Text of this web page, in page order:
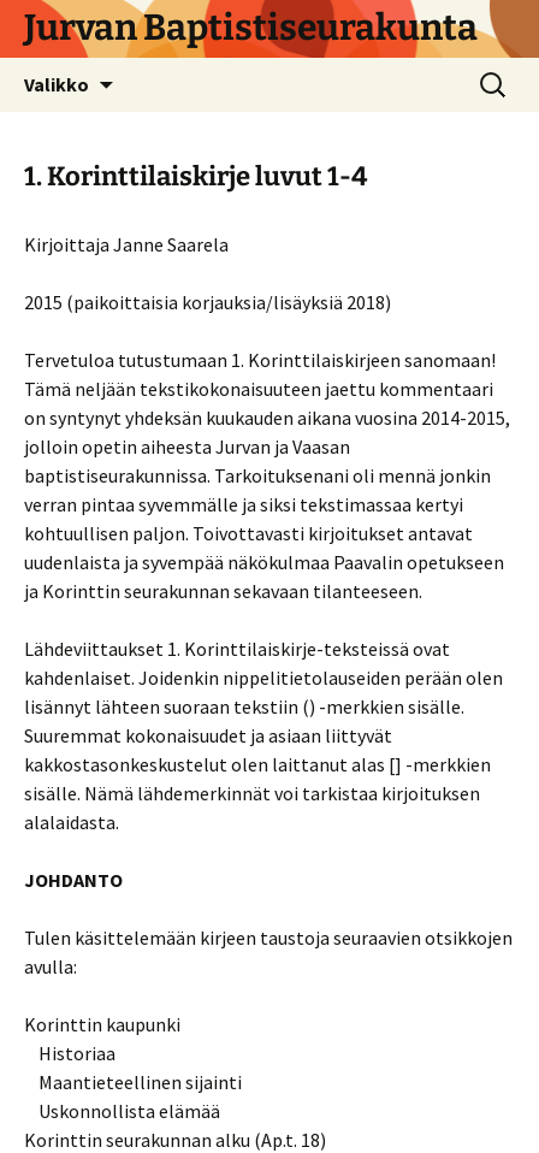
Siirry
sisältöön
Jurvan Baptistiseurakunta
Valikko Haku:
1. Korinttilaiskirje luvut 1-4
Kirjoittaja Janne Saarela
2015 (paikoittaisia korjauksia/lisäyksiä 2018)
Tervetuloa tutustumaan 1. Korinttilaiskirjeen sanomaan!
Tämä neljään tekstikokonaisuuteen jaettu kommentaari
on syntynyt yhdeksän kuukauden aikana vuosina 2014-2015,
jolloin opetin aiheesta Jurvan ja Vaasan
baptistiseurakunnissa. Tarkoituksenani oli mennä jonkin
verran pintaa syvemmälle ja siksi tekstimassaa kertyi
kohtuullisen paljon. Toivottavasti kirjoitukset antavat
uudenlaista ja syvempää näkökulmaa Paavalin opetukseen
ja Korinttin seurakunnan sekavaan tilanteeseen.
Lähdeviittaukset 1. Korinttilaiskirje-teksteissä ovat
kahdenlaiset. Joidenkin nippelitietolauseiden perään olen
lisännyt lähteen suoraan tekstiin () -merkkien sisälle.
Suuremmat kokonaisuudet ja asiaan liittyvät
kakkostasonkeskustelut olen laittanut alas [] -merkkien
sisälle. Nämä lähdemerkinnät voi tarkistaa kirjoituksen
alalaidasta.
JOHDANTO
Tulen käsittelemään kirjeen taustoja seuraavien otsikkojen
avulla:
Korinttin kaupunki
Historiaa
Maantieteellinen sijainti
Uskonnollista elämää
Korinttin seurakunnan alku (Ap.t. 18)